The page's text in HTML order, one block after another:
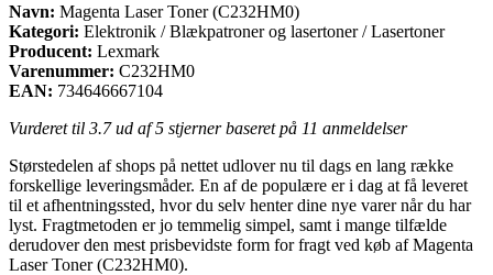
Navn: Magenta Laser Toner (C232HM0)
Kategori: Elektronik / Blækpatroner og lasertoner / Lasertoner
Producent: Lexmark
Varenummer: C232HM0
EAN: 734646667104
Vurderet til 3.7ud af 5 stjerner baseret på 11 anmeldelser
Størstedelen af shops på nettet udlover nu til dags en lang række
forskellige leveringsmåder. En af de populære er i dag at få leveret
til et afhentningssted, hvor du selv henter dine nye varer når du har
lyst. Fragtmetoden er jo temmelig simpel, samt i mange tilfælde
derudover den mest prisbevidste form for fragt ved køb af Magenta
Laser Toner (C232HM0).